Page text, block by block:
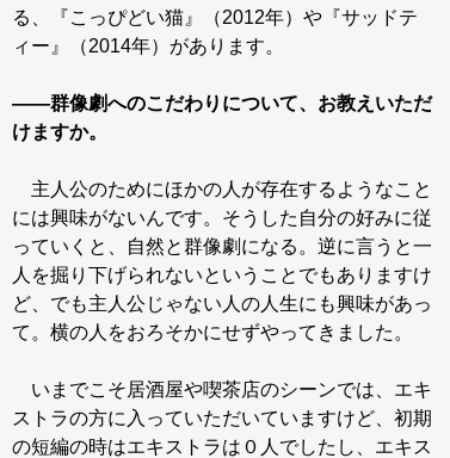
る、『こっぴどい猫』（2012年）や『サッドテ
ィー』（2014年）があります。
――群像劇へのこだわりについて、お教えいただ
けますか。
主人公のためにほかの人が存在するようなこと
には興味がないんです。そうした自分の好みに従
っていくと、自然と群像劇になる。逆に言うと一
人を掘り下げられないということでもありますけ
ど、でも主人公じゃない人の人生にも興味があっ
て。横の人をおろそかにせずやってきました。
いまでこそ居酒屋や喫茶店のシーンでは、エキ
ストラの方に入っていただいていますけど、初期
の短編の時はエキストラは０人でしたし、エキス